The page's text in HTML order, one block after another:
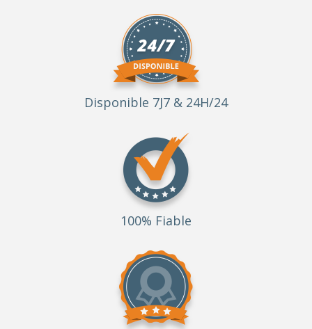
Disponible 7J7 & 24H/24
100% Fiable